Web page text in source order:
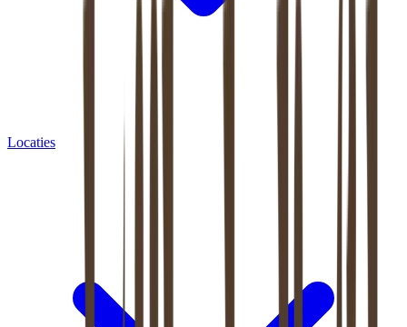
Locaties